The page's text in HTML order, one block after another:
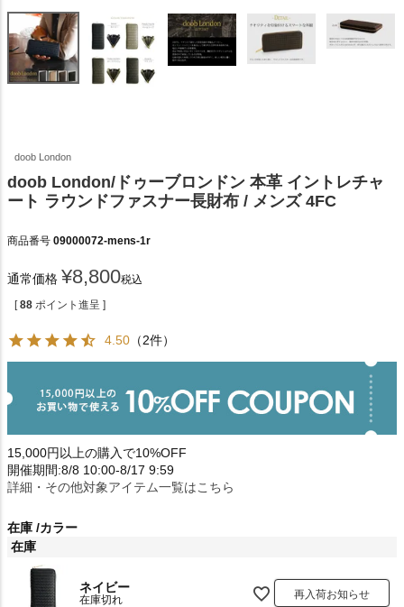
doob London
doob London/ドゥーブロンドン 本革 イントレチャ
ート ラウンドファスナー長財布 / メンズ 4FC
商品番号 09000072-mens-1r
通常価格 ¥8,800税込
[ 88 ポイント進呈 ]
4.50 （2件）
15,000円以上の購入で10%OFF
開催期間:8/8 10:00-8/17 9:59
詳細・その他対象アイテム一覧はこちら
在庫 カラー
在庫
ネイビー
在庫切れ 再入荷お知らせ